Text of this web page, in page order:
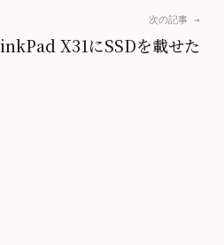
次の記事 →
X31にSSDを載せた